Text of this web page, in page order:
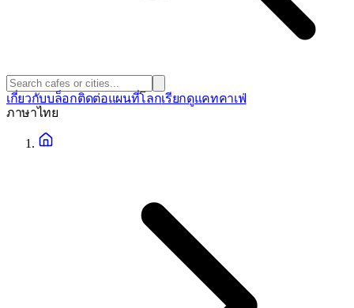
เกี่ยวกับบล็อกติดต่อแผนที่โลกเรียกดูแคทคาเฟ่
ภาษาไทย